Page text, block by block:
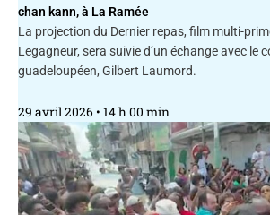
chan kann, à La Ramée
La projection du Dernier repas, film multi-
Legagneur, sera suivie d’un échange avec le
guadeloupéen, Gilbert Laumord.
29 avril 2026 14 h 00 min